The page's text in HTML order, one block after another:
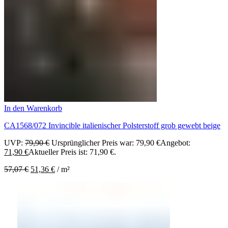
In den Warenkorb
CA1568/072 Invincible italienischer Polsterstoff grob gewebt beige
UVP: 79,90€ Ursprünglicher Preis war: 79,90 €Angebot:
71,90 €Aktueller Preis ist: 71,90 €.
57,07€ 51,36 € /m²